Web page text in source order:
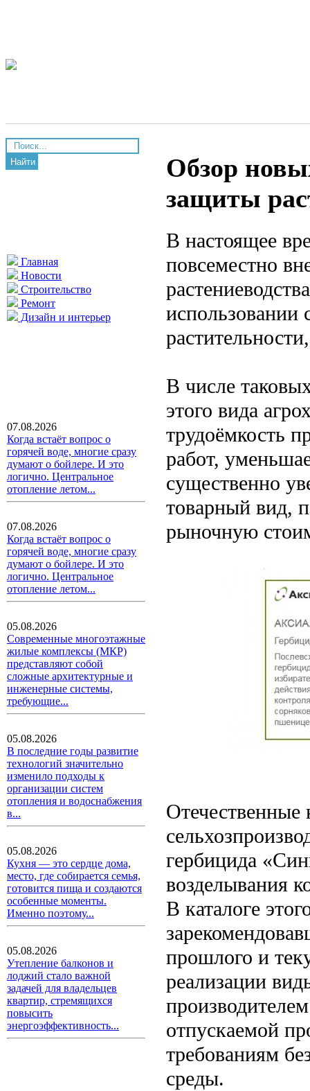
Найти
Главная
Новости
Строительство
Ремонт
Дизайн и интерьер
07.08.2026
Когда встаёт вопрос о
горячей воде, многие сразу
думают о бойлере. И это
логично. Центральное
отопление летом...
07.08.2026
Когда встаёт вопрос о
горячей воде, многие сразу
думают о бойлере. И это
логично. Центральное
отопление летом...
05.08.2026
Современные многоэтажные
жилые комплексы (МКР)
представляют собой
сложные архитектурные и
инженерные системы,
требующие...
05.08.2026
В последние годы развитие
технологий значительно
изменило подходы к
организации систем
отопления и водоснабжения
в...
05.08.2026
Кухня — это сердце дома,
место, где собирается семья,
готовится пища и создаются
особенные моменты.
Именно поэтому...
05.08.2026
Утепление балконов и
лоджий стало важной
задачей для владельцев
квартир, стремящихся
повысить
энергоэффективность...
Обзор
защиты
В настоящее
повсеместно
использовании
В числе
этого вида
трудоёмкость
работ,
существенно
товарный вид,
рыночную
Отечественные
гербицида
возделывания
В каталоге
прошлого и
реализации
отпускаемой
требованиям
среды.